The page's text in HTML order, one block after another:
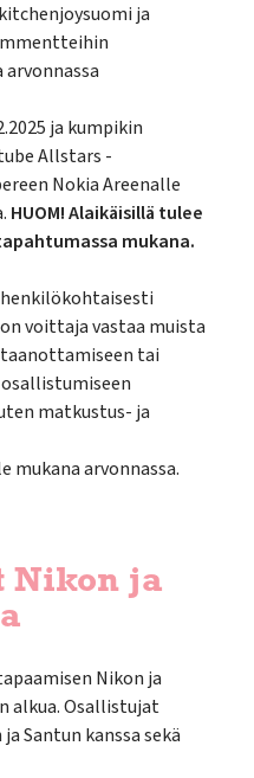
ja
ja kumpikin
Allstars -
Nokia Areenalle
HUOM! Alaikäisillä tulee
mukana.
voittaja vastaa muista
tai
matkustus- ja
mukana arvonnassa.
Nikon ja
Nikon ja
alkua. Osallistujat
Santun kanssa sekä